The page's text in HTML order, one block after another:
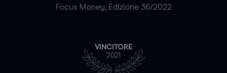
Focus Money, Edizione 36/2022
VINCITORE
2021